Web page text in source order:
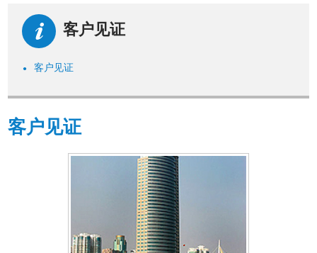
客户见证
● 客户见证
客户见证